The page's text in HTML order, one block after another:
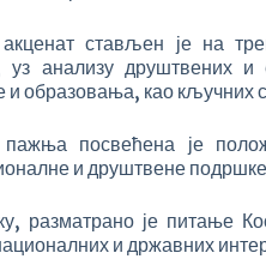
стављен је на
уз анализу друштвених и
и образовања, као кључних
посвећена је
и друштвене
разматрано је питање
и државних